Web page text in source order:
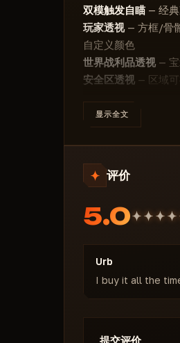
罕见（绿色）
史诗（紫色）
神话（红色）
🔥其他透视功能
显示视野圈
渲染帧率控制（
双模触发自瞄— 经典
玩家透视— 方框/骨
自定义颜色
世界战利品透视 —
安全区透视 — 区域
配置系统— 创建/加
武器类别：全局 /
每类武器可覆盖全局
激活快捷键
瞄准速度：0–100%
预测系统
触发自瞄 — 准星模式
显示全文
评价
5.0
Urb
I buy it all the